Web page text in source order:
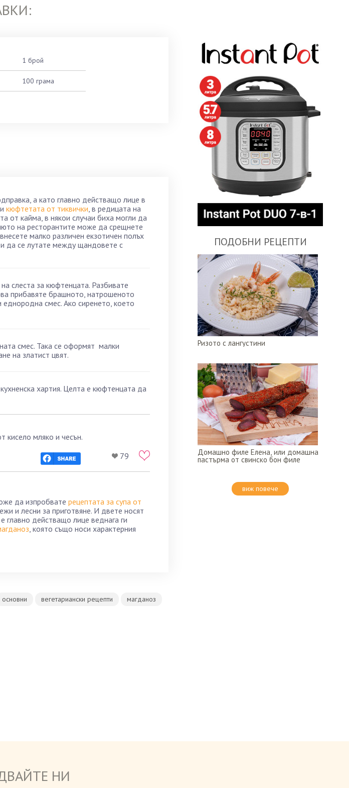
1 брой
100 грама
а като главно действащо лице в
и кюфтетата от тиквички , в редицата на
от кайма, в някои случаи биха могли да
на ресторантите може да срещнете
малко различен екзотичен полъх
да се лутате между щандовете с
слеста за кюфтенцата. Разбивате
прибавяте брашното, натрошеното
смес. Ако сиренето, което
смес. Така се оформят малки
на златист цвят.
хартия. Целта е кюфтенцата да
кисело мляко и чесън.
79
да изпробвате рецептата за супа от
и лесни за приготвяне. И двете носят
главно действащо лице веднага ги
, която също носи характерния
основни вегетариански рецепти магданоз
НИ
ПОДОБНИ РЕЦЕПТИ
Ризото с лангустини
Домашно филе Елена, или домашна
пастърма от свинско бон филе
виж повече